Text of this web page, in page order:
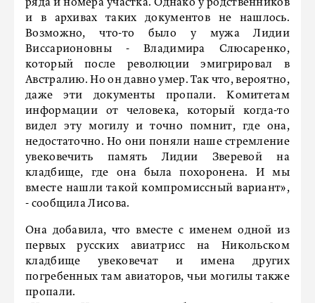
ряда и номера участка. Однако у родственников
и в архивах таких документов не нашлось.
Возможно, что-то было у мужа Лидии
Виссарионовны - Владимира Слюсаренко,
который после революции эмигрировал в
Австралию. Но он давно умер. Так что, вероятно,
даже эти документы пропали. Комитетам
информации от человека, который когда-то
видел эту могилу и точно помнит, где она,
недостаточно. Но они поняли наше стремление
увековечить память Лидии Зверевой на
кладбище, где она была похоронена. И мы
вместе нашли такой компромиссный вариант»,
- сообщила Лисова.
Она добавила, что вместе с именем одной из
первых русских авиатрисс на Никольском
кладбище увековечат и имена других
погребенных там авиаторов, чьи могилы также
пропали.